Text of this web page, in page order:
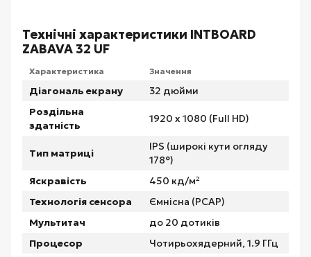
Технічні характеристики INTBOARD
ZABAVA 32 UF
Характеристика Значення
Діагональ екрану
32 дюйми
Роздільна
здатність
1920 x 1080 (Full HD)
Тип матриці
IPS (широкі кути огляду
178°)
Яскравість
450 кд/м²
Технологія сенсора
Ємнісна (PCAP)
Мультитач
до 20 дотиків
Процесор
Чотирьохядерний, 1.9 ГГц